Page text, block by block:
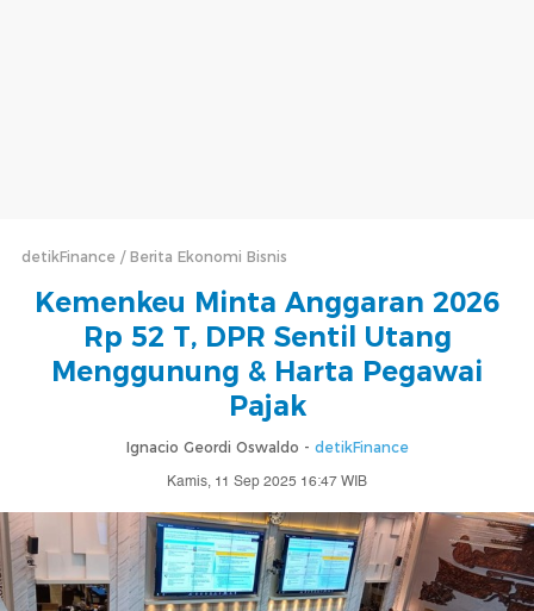
detikFinance Berita Ekonomi Bisnis
Kemenkeu Minta Anggaran 2026
Rp 52 T, DPR Sentil Utang
Menggunung & Harta Pegawai
Pajak
Ignacio Geordi Oswaldo - detikFinance
Kamis, 11 Sep 2025 16:47 WIB